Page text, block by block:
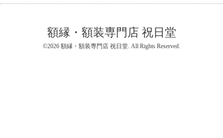
額縁・額装専門店 祝日堂
©2026 額縁・額装専門店 祝日堂 . All Rights Reserved.